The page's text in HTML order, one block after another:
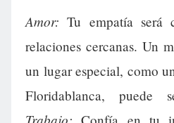
Amor: Tu empatía será
relaciones cercanas. Un
un lugar especial, como
Floridablanca, puede
Trabajo: